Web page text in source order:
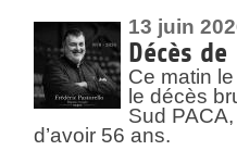
13 juin
Décès de
Ce matin
le décès
Sud
d’avoir 56 ans.